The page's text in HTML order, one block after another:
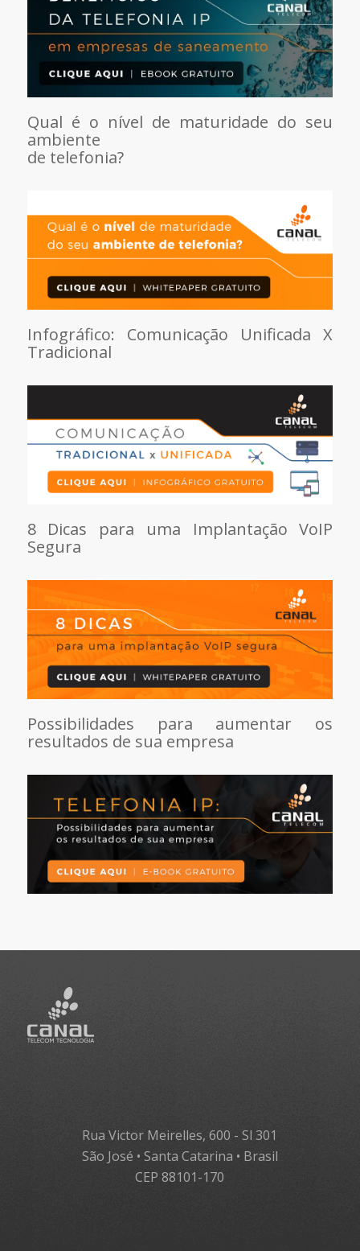
Qual é o nível de maturidade do seu
ambiente
de telefonia?
Infográfico: Comunicação Unificada X
Tradicional
8 Dicas para uma Implantação VoIP
Segura
Possibilidades para aumentar os
resultados de sua empresa
Rua Victor Meirelles, 600 - Sl 301
São José • Santa Catarina • Brasil
CEP 88101-170